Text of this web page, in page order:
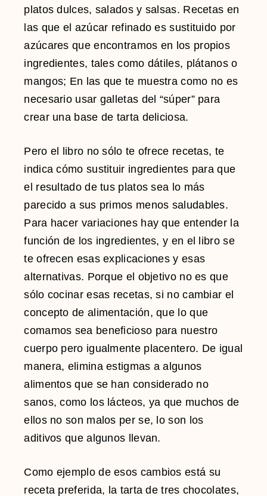
platos dulces, salados y salsas. Recetas en
las que el azúcar refinado es sustituido por
azúcares que encontramos en los propios
ingredientes, tales como dátiles, plátanos o
mangos; En las que te muestra como no es
necesario usar galletas del “súper” para
crear una base de tarta deliciosa.
Pero el libro no sólo te ofrece recetas, te
indica cómo sustituir ingredientes para que
el resultado de tus platos sea lo más
parecido a sus primos menos saludables.
Para hacer variaciones hay que entender la
función de los ingredientes, y en el libro se
te ofrecen esas explicaciones y esas
alternativas. Porque el objetivo no es que
sólo cocinar esas recetas, si no cambiar el
concepto de alimentación, que lo que
comamos sea beneficioso para nuestro
cuerpo pero igualmente placentero. De igual
manera, elimina estigmas a algunos
alimentos que se han considerado no
sanos, como los lácteos, ya que muchos de
ellos no son malos per se, lo son los
aditivos que algunos llevan.
Como ejemplo de esos cambios está su
receta preferida, la tarta de tres chocolates,